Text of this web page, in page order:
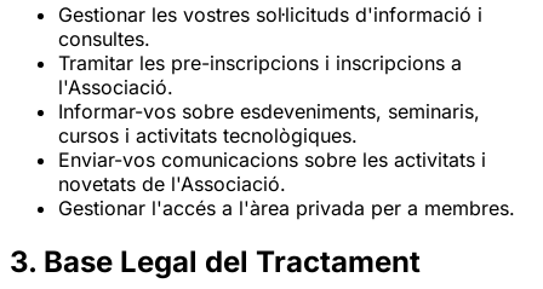
Gestionar les vostres sol·licituds d'informació i
consultes.
Tramitar les pre-inscripcions i inscripcions a
l'Associació.
Informar-vos sobre esdeveniments, seminaris,
cursos i activitats tecnològiques.
Enviar-vos comunicacions sobre les activitats i
novetats de l'Associació.
Gestionar l'accés a l'àrea privada per a membres.
3. Base Legal del Tractament